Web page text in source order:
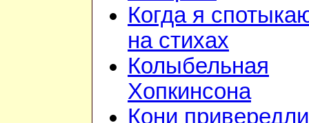
Когда я
на стихах
Колыбельная
Хопкинсона
Кони